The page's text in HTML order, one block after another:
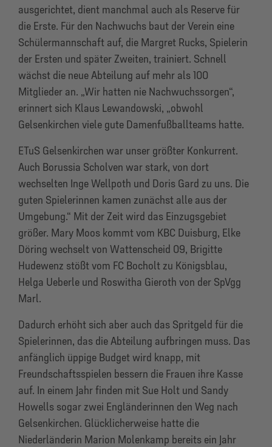
ausgerichtet, dient manchmal auch als Reserve für
die Erste. Für den Nachwuchs baut der Verein eine
Schülermannschaft auf, die Margret Rucks, Spielerin
der Ersten und später Zweiten, trainiert. Schnell
wächst die neue Abteilung auf mehr als 100
Mitglieder an. „Wir hatten nie Nachwuchssorgen“,
erinnert sich Klaus Lewandowski, „obwohl
Gelsenkirchen viele gute Damenfußballteams hatte.
ETuS Gelsenkirchen war unser größter Konkurrent.
Auch Borussia Scholven war stark, von dort
wechselten Inge Wellpoth und Doris Gard zu uns. Die
guten Spielerinnen kamen zunächst alle aus der
Umgebung.“ Mit der Zeit wird das Einzugsgebiet
größer. Mary Moos kommt vom KBC Duisburg, Elke
Döring wechselt von Wattenscheid 09, Brigitte
Hudewenz stößt vom FC Bocholt zu Königsblau,
Helga Ueberle und Roswitha Gieroth von der SpVgg
Marl.
Dadurch erhöht sich aber auch das Spritgeld für die
Spielerinnen, das die Abteilung aufbringen muss. Das
anfänglich üppige Budget wird knapp, mit
Freundschaftsspielen bessern die Frauen ihre Kasse
auf. In einem Jahr finden mit Sue Holt und Sandy
Howells sogar zwei Engländerinnen den Weg nach
Gelsenkirchen. Glücklicherweise hatte die
Niederländerin Marion Molenkamp bereits ein Jahr